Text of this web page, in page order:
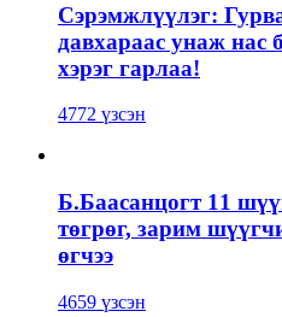
Сэрэмжлүүлэг:
давхараас унаж нас
хэрэг гарлаа!
4772 үзсэн
Б.Баасанцогт 11
төгрөг, зарим
өгчээ
4659 үзсэн